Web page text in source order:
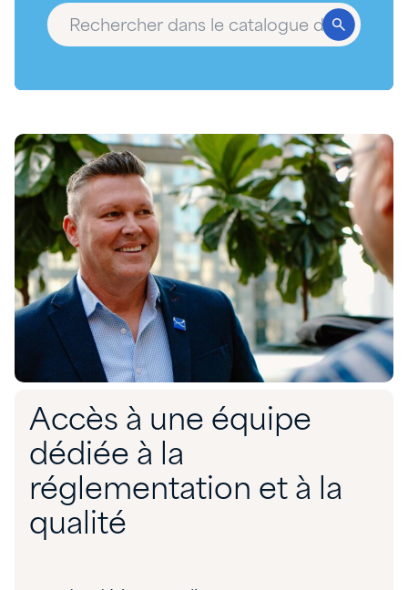
Accès à une équipe
dédiée à la
réglementation et à la
qualité